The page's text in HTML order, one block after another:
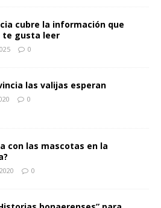
cubre la información que
te gusta leer
0
las valijas esperan
0
con las mascotas en la
0